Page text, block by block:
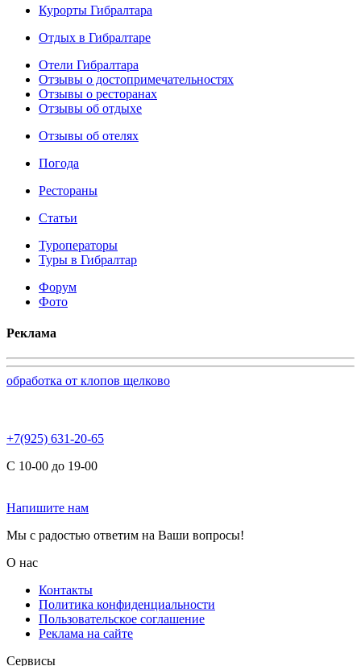
Курорты Гибралтара
Отдых в Гибралтаре
Отели Гибралтара
Отзывы о достопримечательностях
Отзывы о ресторанах
Отзывы об отдыхе
Отзывы об отелях
Погода
Рестораны
Статьи
Туроператоры
Туры в Гибралтар
Форум
Фото
Реклама
обработка от клопов щелково
+7(925) 631-20-65
С 10-00 до 19-00
Напишите нам
Мы с радостью ответим на Ваши вопросы!
О нас
Контакты
Политика конфиденциальности
Пользовательское соглашение
Реклама на сайте
Сервисы